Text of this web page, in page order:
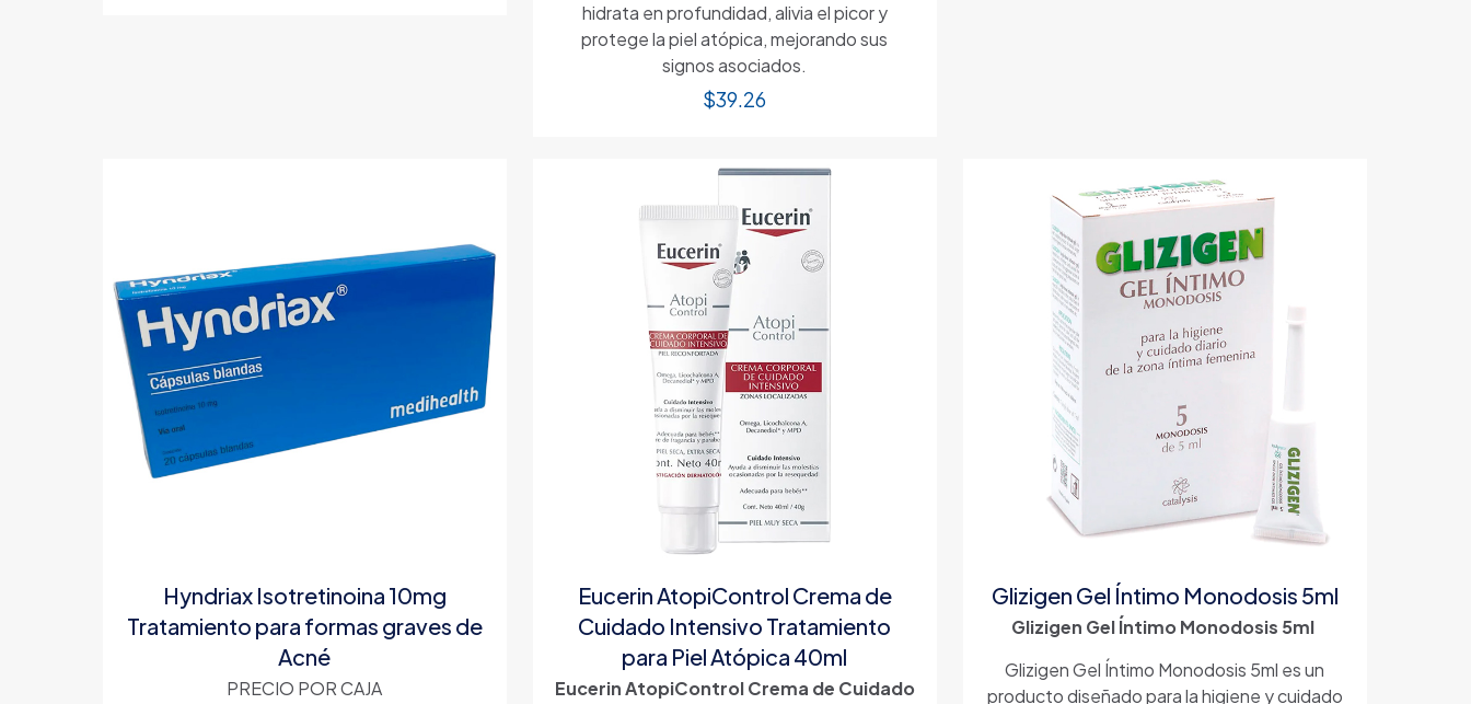
hidrata en profundidad, alivia el picor y
protege la piel atópica, mejorando sus
signos asociados.
$39.26
Hyndriax Isotretinoina 10mg
Tratamiento para formas graves de
Acné
PRECIO POR CAJA
Eucerin AtopiControl Crema de
Cuidado Intensivo Tratamiento
para Piel Atópica 40ml
Eucerin AtopiControl Crema de Cuidado
Glizigen Gel Íntimo Monodosis 5ml
Glizigen Gel Íntimo Monodosis 5ml
Glizigen Gel Íntimo Monodosis 5ml es un
producto diseñado para la higiene y cuidado